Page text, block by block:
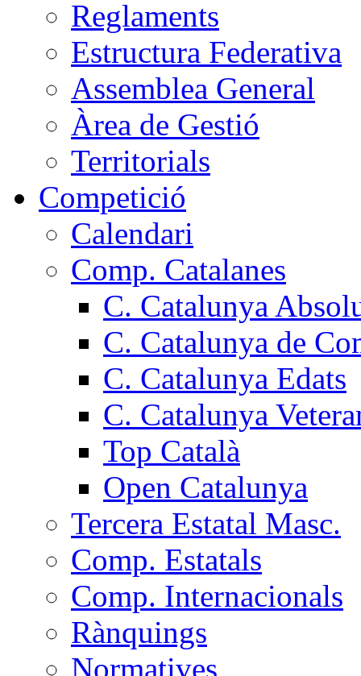
Reglaments
Estructura Federativa
Assemblea General
Àrea de Gestió
Territorials
Competició
Calendari
Comp. Catalanes
C. Catalunya
C. Catalunya de
C. Catalunya Edats
C. Catalunya
Top Català
Open Catalunya
Tercera Estatal Masc.
Comp. Estatals
Comp. Internacionals
Rànquings
Normatives